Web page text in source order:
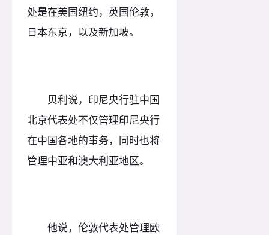
处是在美国纽约，英国伦敦，
日本东京，以及新加坡。
贝利说，印尼央行驻中国
北京代表处不仅管理印尼央行
在中国各地的事务，同时也将
管理中亚和澳大利亚地区。
他说，伦敦代表处管理欧